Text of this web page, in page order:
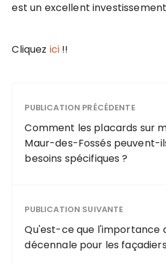
est un excellent
Cliquez ici !!
PUBLICATION PRÉCÉDENTE
Comment les placards sur
Maur-des-Fossés peuvent-
besoins spécifiques ?
PUBLICATION SUIVANTE
Qu'est-ce que l'importance
décennale pour les